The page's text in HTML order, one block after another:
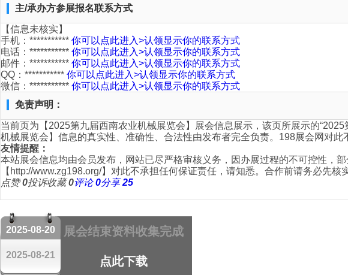
主/承办方参展报名联系方式
【信息未核实】
手机：*********** 你可以点此进入>认领显示你的联系方式
电话：*********** 你可以点此进入>认领显示你的联系方式
邮件：*********** 你可以点此进入>认领显示你的联系方式
QQ：*********** 你可以点此进入>认领显示你的联系方式
微信：*********** 你可以点此进入>认领显示你的联系方式
免责声明：
当前页为【2025第九届西南农业机械展览会】展会信息展示，该页所展示的
机械展览会】信息的真实性、准确性、合法性由发布者完全负责。198展会网对此
友情提醒：
本站展会信息均由会员发布，网站已尽严格审核义务，因办展过程的不可控性，
【http://www.zg198.org/】对此不承担任何保证责任，请知悉。合作前请务必先
点赞0投诉收藏0评论0分享25
2025-08-20
2025-08-21
展会结束资料收集完成
点此下载